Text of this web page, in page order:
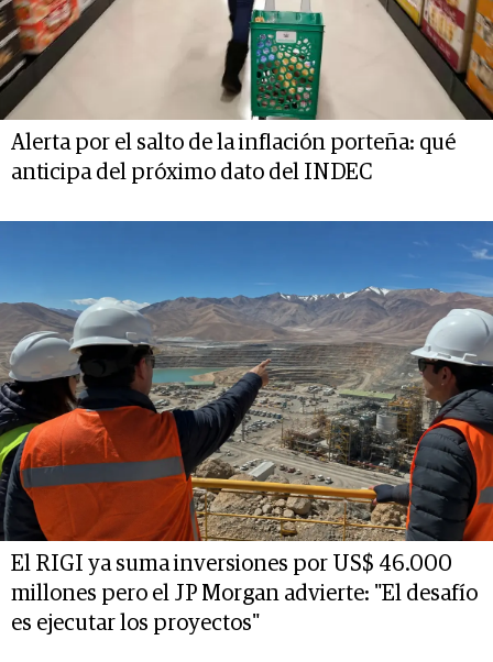
Alerta por el salto de la inflación porteña: qué
anticipa del próximo dato del INDEC
El RIGI ya suma inversiones por US$ 46.000
millones pero el JP Morgan advierte: "El desafío
es ejecutar los proyectos"